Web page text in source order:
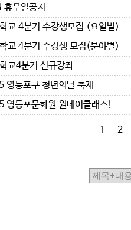
휴무일공지
교 4분기 수강생모집 (요일별)
교 4분기 수강생 모집(분야별)
교4분기 신규강좌
영등포구 청년의날 축제
영등포문화원 원데이클래스!
1 2